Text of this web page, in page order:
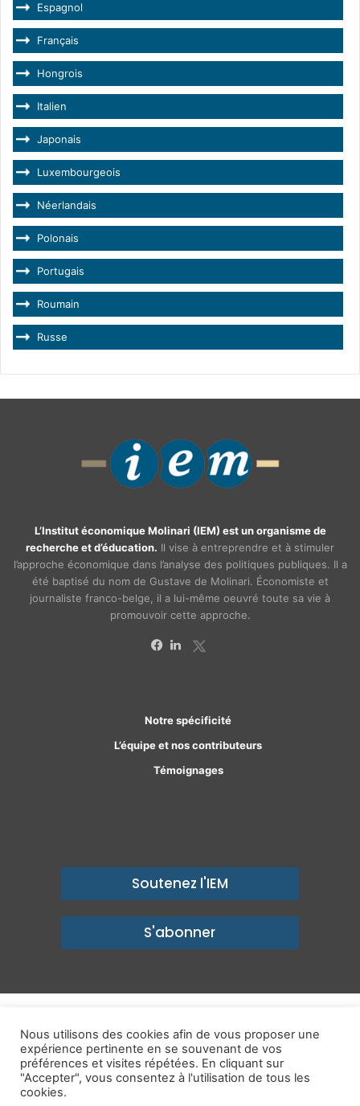
Espagnol
Français
Hongrois
Italien
Japonais
Luxembourgeois
Néerlandais
Polonais
Portugais
Roumain
Russe
L’Institut économique Molinari (IEM) est un organisme de
recherche et d’éducation. Il vise à entreprendre et à stimuler
l’approche économique dans l’analyse des politiques publiques. Il a
été baptisé du nom de Gustave de Molinari. Économiste et
journaliste franco-belge, il a lui-même oeuvré toute sa vie à
promouvoir cette approche.
Notre spécificité
L’équipe et nos contributeurs
Témoignages
Soutenez l'IEM
S'abonner
un avenir prospère
Mentions légales-Politique de confidentialité-Contact
Publications
Nous utilisons des cookies afin de vous proposer une
expérience pertinente en se souvenant de vos
préférences et visites répétées. En cliquant sur
"Accepter", vous consentez à l'utilisation de tous les
cookies.